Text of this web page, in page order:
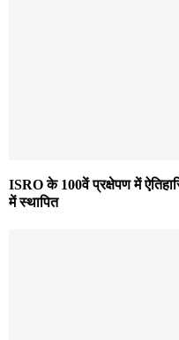
ISRO के 100वें प्रक्षेपण में
में स्थापित